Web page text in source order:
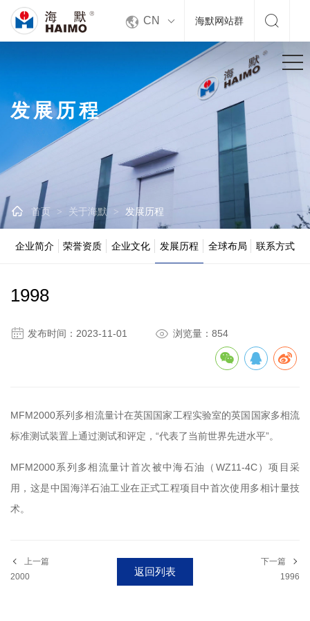
 CN 海默网站群 
发展历程
 首页 > 关于海默 > 发展历程
企业简介 荣誉资质 企业文化 发展历程 全球布局 联系方式
1998
 发布时间：2023-11-01  浏览量：854
MFM2000系列多相流量计在英国国家工程实验室的英国国家多相流
标准测试装置上通过测试和评定，“代表了当前世界先进水平”。
MFM2000系列多相流量计首次被中海石油（WZ11-4C）项目采
用，这是中国海洋石油工业在正式工程项目中首次使用多相计量技
术。
上一篇
2000
返回列表
下一篇
1996